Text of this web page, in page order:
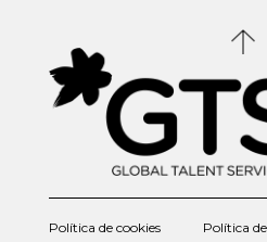
Política de cookies Política